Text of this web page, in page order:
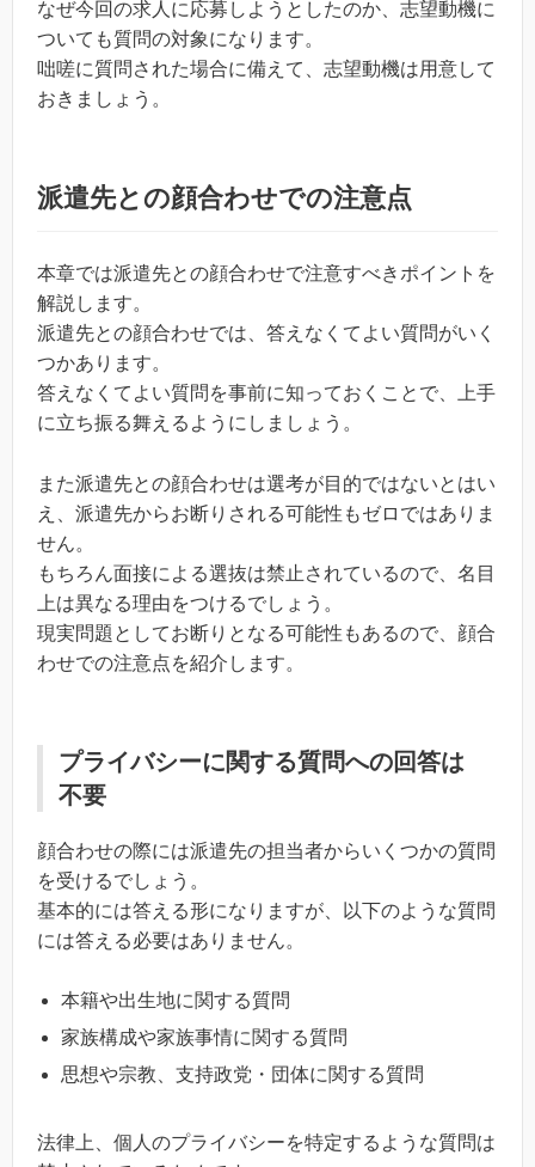
なぜ今回の求人に応募しようとしたのか、志望動機に
ついても質問の対象になります。
咄嗟に質問された場合に備えて、志望動機は用意して
おきましょう。
派遣先との顔合わせでの注意点
本章では派遣先との顔合わせで注意すべきポイントを
解説します。
派遣先との顔合わせでは、答えなくてよい質問がいく
つかあります。
答えなくてよい質問を事前に知っておくことで、上手
に立ち振る舞えるようにしましょう。
また派遣先との顔合わせは選考が目的ではないとはい
え、派遣先からお断りされる可能性もゼロではありま
せん。
もちろん面接による選抜は禁止されているので、名目
上は異なる理由をつけるでしょう。
現実問題としてお断りとなる可能性もあるので、顔合
わせでの注意点を紹介します。
プライバシーに関する質問への回答は
不要
顔合わせの際には派遣先の担当者からいくつかの質問
を受けるでしょう。
基本的には答える形になりますが、以下のような質問
には答える必要はありません。
本籍や出生地に関する質問
家族構成や家族事情に関する質問
思想や宗教、支持政党・団体に関する質問
法律上、個人のプライバシーを特定するような質問は